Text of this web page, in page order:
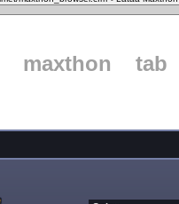
maxthon
tab